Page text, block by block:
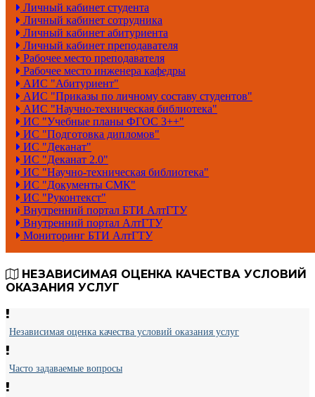
Личный кабинет студента
Личный кабинет сотрудника
Личный кабинет абитуриента
Личный кабинет преподавателя
Рабочее место преподавателя
Рабочее место инженера кафедры
АИС "Абитуриент"
АИС "Приказы по личному составу студентов"
АИС "Научно-техническая библиотека"
ИС "Учебные планы ФГОС 3++"
ИС "Подготовка дипломов"
ИС "Деканат"
ИС "Деканат 2.0"
ИС "Научно-техническая библиотека"
ИС "Документы СМК"
ИС "Руконтекст"
Внутренний портал БТИ АлтГТУ
Внутренний портал АлтГТУ
Мониторинг БТИ АлтГТУ
НЕЗАВИСИМАЯ ОЦЕНКА КАЧЕСТВА УСЛОВИЙ
ОКАЗАНИЯ УСЛУГ
Независимая оценка качества условий оказания услуг
Часто задаваемые вопросы